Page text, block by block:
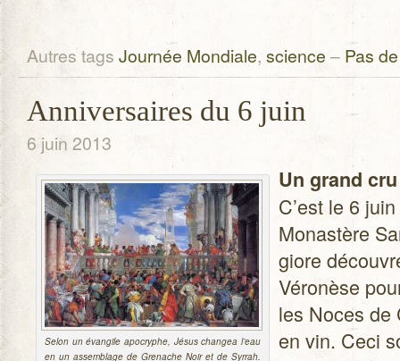
Autres tags Journée Mondiale, science – Pas
Anniversaires du 6 juin
6 juin 2013
Selon un évan­gile apo­cryphe, Jésus chan­gea l’eau
en un assem­blage de Gre­nache Noir et de Syr­rah.
Un grand cru
C’est le 6
Monas­tère
giore
Véro­nèse
les Noces de
en vin. Ceci